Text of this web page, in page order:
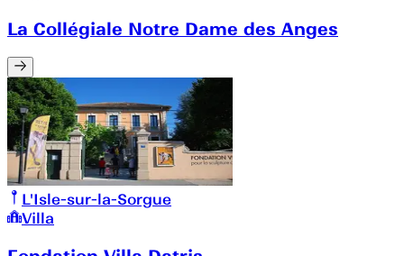
La Collégiale Notre Dame des Anges
L'Isle-sur-la-Sorgue
Villa